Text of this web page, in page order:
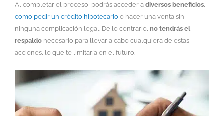
Al completar el proceso, podrás acceder a diversos beneficios
como pedir un crédito hipotecario o hacer una venta sin
ninguna complicación legal. De lo contrario, no tendrás el
respaldo necesario para llevar a cabo cualquiera de estas
acciones, lo que te limitaría en el futuro.